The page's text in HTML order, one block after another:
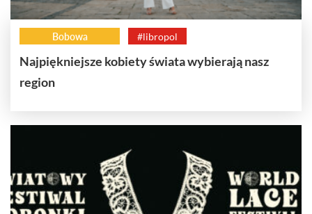
Bobowa #libropol
Najpiękniejsze kobiety świata wybierają nasz
region